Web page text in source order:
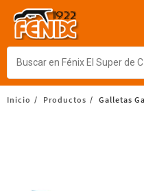
Inicio Productos Galletas